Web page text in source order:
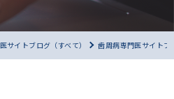
サイトブログ（すべて） 歯周病専門医サイトブ